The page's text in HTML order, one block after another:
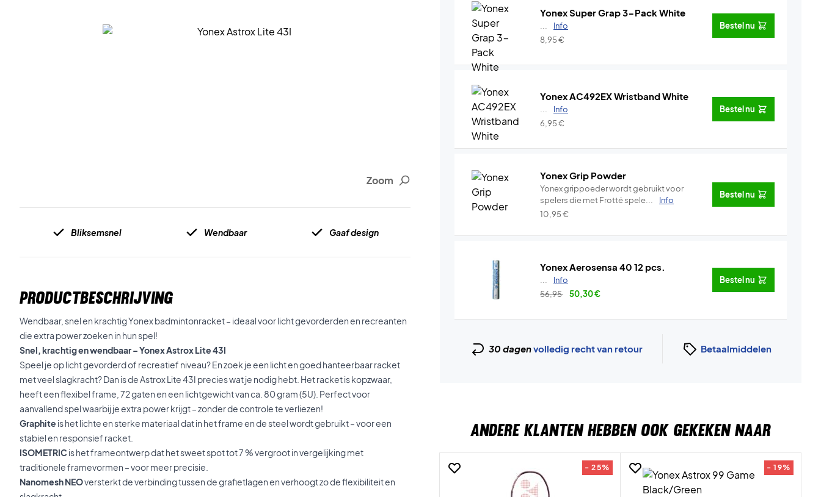
Zoom
Bliksemsnel Wendbaar Gaaf design
PRODUCTBESCHRIJVING
Wendbaar, snel en krachtig Yonex badmintonracket – ideaal voor licht gevorderden en recreanten
die extra power zoeken in hun spel!
Snel, krachtig en wendbaar – Yonex Astrox Lite 43I
Speel je op licht gevorderd of recreatief niveau? En zoek je een licht en goed hanteerbaar racket
met veel slagkracht? Dan is de Astrox Lite 43I precies wat je nodig hebt. Het racket is kopzwaar,
heeft een flexibel frame, 72 gaten en een lichtgewicht van ca. 80 gram (5U). Perfect voor
aanvallend spel waarbij je extra power krijgt – zonder de controle te verliezen!
Graphite is het lichte en sterke materiaal dat in het frame en de steel wordt gebruikt – voor een
stabiel en responsief racket.
ISOMETRIC is het frameontwerp dat het sweet spot tot 7 % vergroot in vergelijking met
traditionele framevormen – voor meer precisie.
Nanomesh NEOversterkt de verbinding tussen de grafietlagen en verhoogt zo de flexibiliteit en
Yonex Super Grap 3-Pack White
Info
8,95€
Bestel nu
Yonex AC492EX Wristband White
Info
6,95€
Bestel nu
Yonex Grip Powder
Yonex grippoeder wordt gebruikt voor
spelers die met Frotté spele...
Info
10,95€
Bestel nu
Yonex Aerosensa 40 12 pcs.
Info
56,95
50,30€
Bestel nu
30 dagenvolledig recht van retour Betaalmiddelen
ANDERE KLANTEN HEBBEN OOK GEKEKEN NAAR
- 25% - 19%